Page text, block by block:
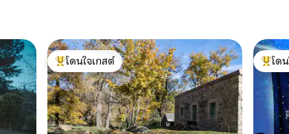
โดนใจเกสต์ที่สุด
โดนใจเกสต์
โดนใ
โด